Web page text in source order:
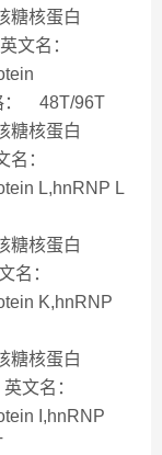
糖核蛋白
文名：
： 48T/96T
糖核蛋白
名：
L,hnRNP L
糖核蛋白
名：
K,hnRNP
糖核蛋白
文名：
I,hnRNP